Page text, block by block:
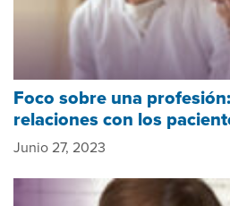
Foco sobre una
relaciones con los
Junio 27, 2023